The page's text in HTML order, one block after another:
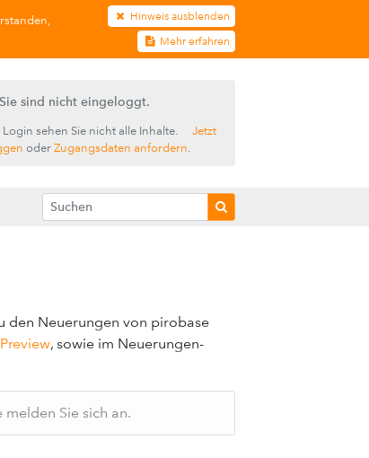
Hinweis ausblenden
Mehr erfahren
Sie sind nicht eingeloggt.
sehen Sie nicht alle Inhalte.
Jetzt
oderZugangsdaten anfordern.
den Neuerungen von pirobase
, sowie im Neuerungen-
Sie sich an.